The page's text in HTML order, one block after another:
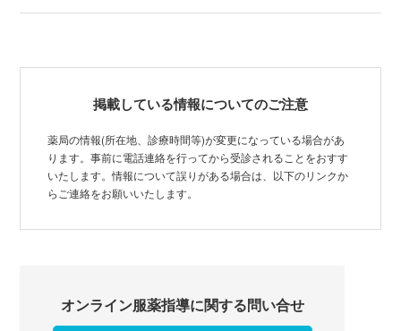
掲載している情報についてのご注意
薬局の情報(所在地、診療時間等)が変更になっている場合があ
ります。事前に電話連絡を行ってから受診されることをおすす
いたします。情報について誤りがある場合は、以下のリンクか
らご連絡をお願いいたします。
オンライン服薬指導に関する問い合せ